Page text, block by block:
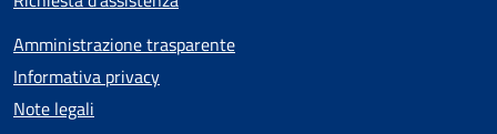
Amministrazione trasparente
Informativa privacy
Note legali